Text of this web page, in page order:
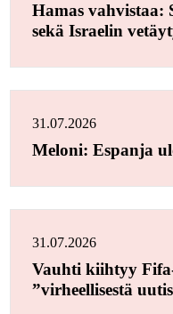
Hamas vahvistaa:
sekä Israelin
31.07.2026
Meloni: Espanja
31.07.2026
Vauhti kiihtyy
”virheellisestä